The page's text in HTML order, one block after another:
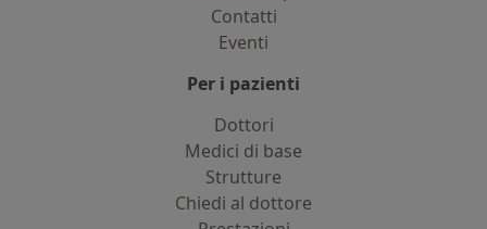
Contatti
Eventi
Per i pazienti
Dottori
Medici di base
Strutture
Chiedi al dottore